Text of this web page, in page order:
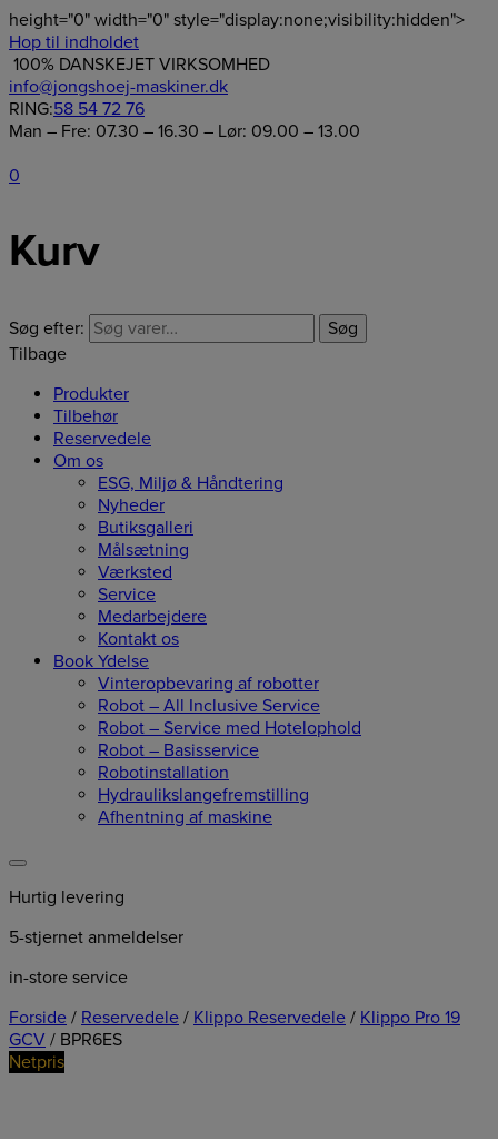
height="0" width="0" style="display:none;visibility:hidden">
Hop til indholdet
100% DANSKEJET VIRKSOMHED
info@jongshoej-maskiner.dk
RING:58 54 72 76
Man – Fre: 07.30 – 16.30 – Lør: 09.00 – 13.00
0
Kurv
Søg efter:
Søg
Tilbage
Produkter
Tilbehør
Reservedele
Om os
ESG, Miljø & Håndtering
Nyheder
Butiksgalleri
Målsætning
Værksted
Service
Medarbejdere
Kontakt os
Book Ydelse
Vinteropbevaring af robotter
Robot – All Inclusive Service
Robot – Service med Hotelophold
Robot – Basisservice
Robotinstallation
Hydraulikslangefremstilling
Afhentning af maskine
Hurtig levering
5-stjernet anmeldelser
in-store service
Forside / Reservedele / Klippo Reservedele / Klippo Pro 19
GCV / BPR6ES
Netpris